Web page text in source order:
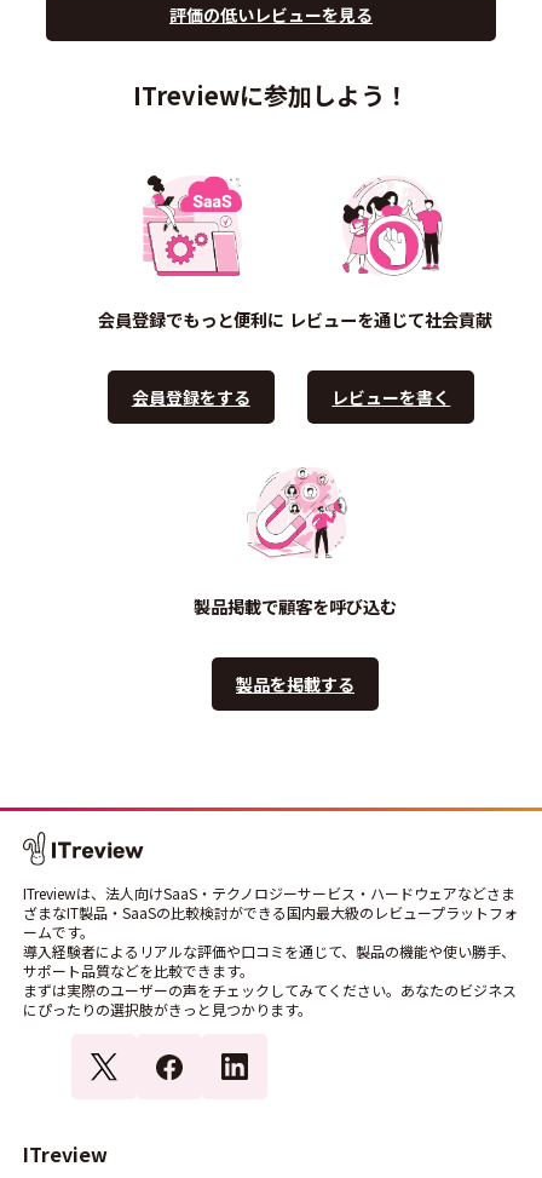
評価の低いレビューを見る
ITreviewに参加しよう！
会員登録でもっと便利に
会員登録をする
レビューを通じて社会貢献
レビューを書く
製品掲載で顧客を呼び込む
製品を掲載する
ITreviewは、法人向けSaaS・テクノロジーサービス・ハードウェアなどさま
ざまなIT製品・SaaSの比較検討ができる国内最大級のレビュープラットフォ
ームです。
導入経験者によるリアルな評価や口コミを通じて、製品の機能や使い勝手、
サポート品質などを比較できます。
まずは実際のユーザーの声をチェックしてみてください。あなたのビジネス
にぴったりの選択肢がきっと見つかります。
ITreview